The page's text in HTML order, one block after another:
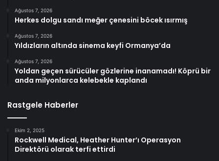
Ağustos 7, 2026
Herkes dolgu sandı meğer çenesini böcek ısırmış
Ağustos 7, 2026
Yıldızların altında sinema keyfi Ormanya’da
Ağustos 7, 2026
Yoldan geçen sürücüler gözlerine inanamadı! Köprü bir
anda milyonlarca kelebekle kaplandı
Rastgele Haberler
Ekim 2, 2025
Rockwell Medical, Heather Hunter’ı Operasyon
Direktörü olarak terfi ettirdi